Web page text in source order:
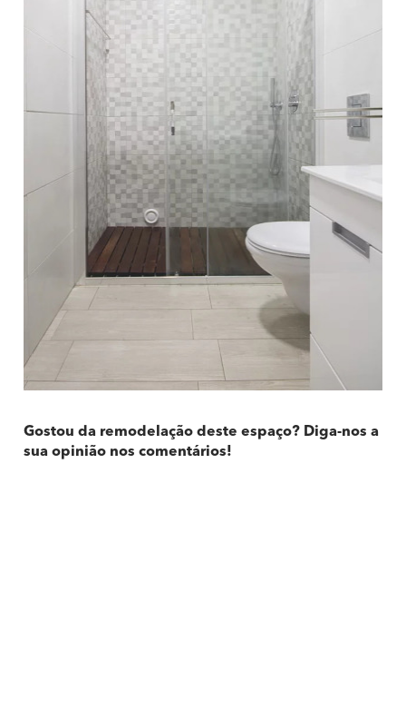
Gostou da remodelação deste espaço? Diga-nos a
sua opinião nos comentários!